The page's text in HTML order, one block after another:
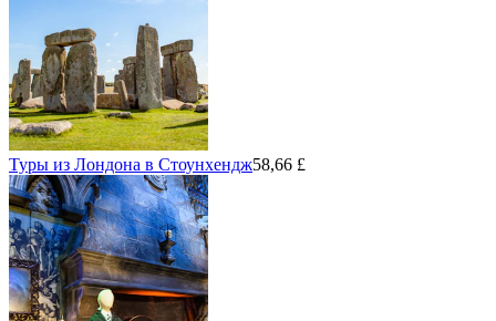
Туры из Лондона в Стоунхендж58,66 £